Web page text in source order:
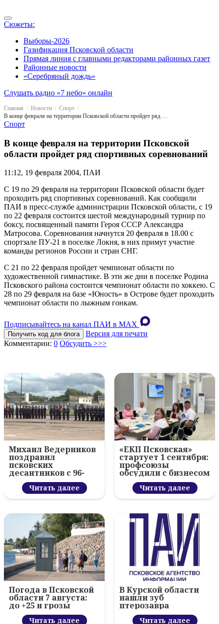
Сюжеты:
Выборы-2026
Газификация Псковской области
Прямая линия с главными редакторами районных газет
Районные новости
«Серебряный дождь»
Слушать радио «7 небо» онлайн
Главная Новости
Спорт
В конце февраля на территории Псковской области пройдет ряд спортивных соревнований
Спорт
В конце февраля на территории Псковской
области пройдет ряд спортивных соревнований
11:12, 19 февраля 2004, ПАИ
С 19 по 29 февраля на территории Псковской области будет
проходить ряд спортивных соревнований. Как сообщили
ПАИ в пресс-службе администрации Псковской области, с 19
по 22 февраля состоится шестой международный турнир по
боксу, посвященный памяти Героя СССР Александра
Матросова. Соревнования начнутся 20 февраля в 18.00 с
спортзале ПУ-21 в поселке Локня, в них примут участие
команды регионов России и стран СНГ.
С 21 по 22 февраля пройдет чемпионат области по
художественной гимнастике. В эти же дни в поселке Родина
Псковского района состоится чемпионат области по хоккею. С
28 по 29 февраля на базе «Юность» в Острове будет проходить
чемпионат области по лыжным гонкам.
Подписывайтесь на канал ПАИ в MAХ
Получить код для блога
Версия для печати
Комментарии: 0 Обсудить >>>
Михаил Ведерников
поздравил
псковских
десантников с 96-
летием ВДВ и
вручил награды
Читать далее
«ЕКП Псковская»
стартует 1 сентября:
профсоюзы
обсудили с бизнесом
новый цифровой
проектЧитать далее
Погода в Псковской
области 7 августа:
до +25 и грозы
Читать далее
В Курской области
нашли зуб
птерозавра
Читать далее